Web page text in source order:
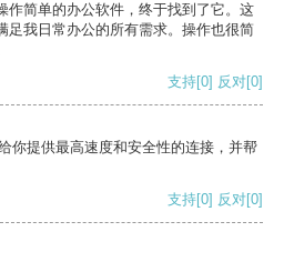
作简单的办公软件，终于找到了它。这
足我日常办公的所有需求。操作也很简
支持[0] 反对[0]
你提供最高速度和安全性的连接，并帮
支持[0] 反对[0]